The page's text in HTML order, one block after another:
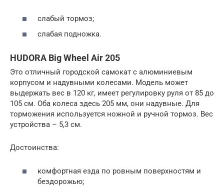
слабый тормоз;
слабая подножка.
HUDORA Big Wheel Air 205
Это отличный городской самокат с алюминиевым
корпусом и надувными колесами. Модель может
выдержать вес в 120 кг, имеет регулировку руля от 85 до
105 см. Оба колеса здесь 205 мм, они надувные. Для
торможения используется ножной и ручной тормоз. Вес
устройства – 5,3 см.
Достоинства:
комфортная езда по ровным поверхностям и
бездорожью;